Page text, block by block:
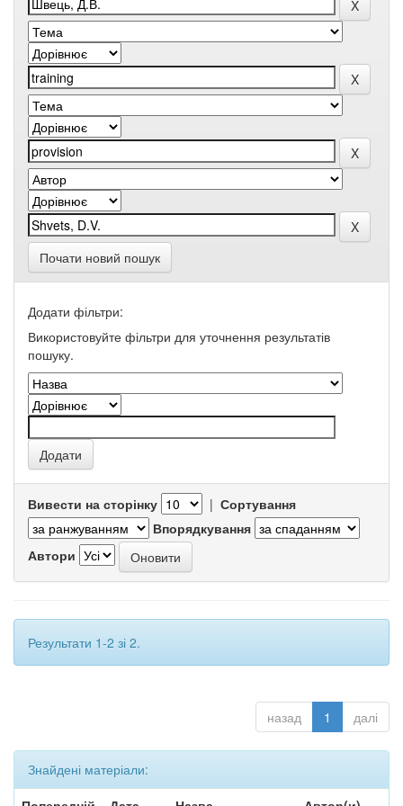
Почати новий пошук
Додати фільтри:
Використовуйте фільтри для уточнення результатів
пошуку.
Вивести на сторінку | Сортування
Впорядкування
Автори
Результати 1-2 зі 2.
назад 1 далі
Знайдені матеріали: